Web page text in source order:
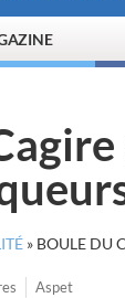
» BOULE DU
Aspet